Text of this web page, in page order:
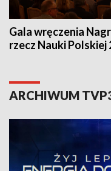
Gala wręczenia
rzecz Nauki Polskiej
ARCHIWUM